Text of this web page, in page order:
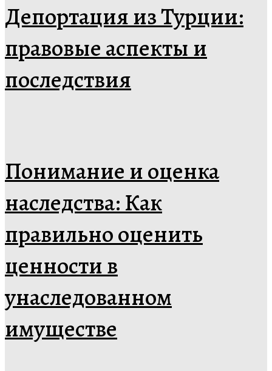
Депортация из Турции:
правовые аспекты и
последствия
Понимание и оценка
наследства: Как
правильно оценить
ценности в
унаследованном
имуществе